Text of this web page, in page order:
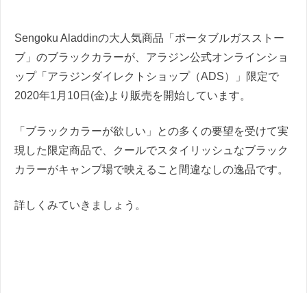
Sengoku Aladdinの大人気商品「ポータブルガスストー
ブ」のブラックカラーが、アラジン公式オンラインショ
ップ「アラジンダイレクトショップ（ADS）」限定で
2020年1月10日(金)より販売を開始しています。
「ブラックカラーが欲しい」との多くの要望を受けて実
現した限定商品で、クールでスタイリッシュなブラック
カラーがキャンプ場で映えること間違なしの逸品です。
詳しくみていきましょう。